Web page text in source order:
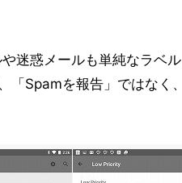
迷惑メールも単純なラベ
「Spamを報告」ではなく